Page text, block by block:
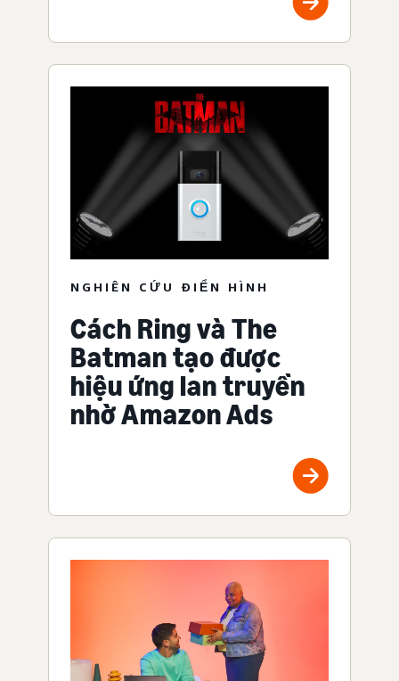
NGHIÊN CỨU ĐIỂN HÌNH
Cách Ring và The
Batman tạo được
hiệu ứng lan truyền
nhờ Amazon Ads